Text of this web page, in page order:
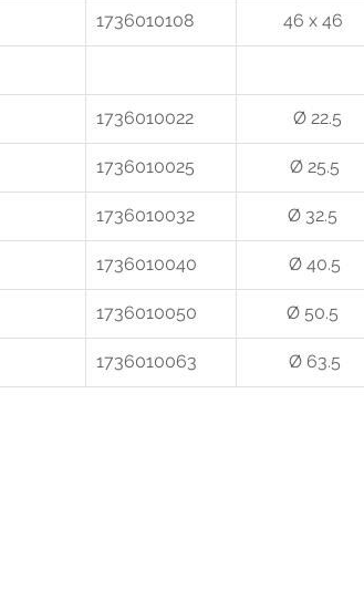
1736010108 46 x 46
1736010022 Ø 22.5
1736010025 Ø 25.5
1736010032 Ø 32.5
1736010040 Ø 40.5
1736010050 Ø 50.5
1736010063 Ø 63.5